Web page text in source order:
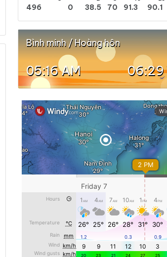
496
0
38.5 70 91.3 90.1
Bình minh / Hoàng hôn
05:16 AM 06:29